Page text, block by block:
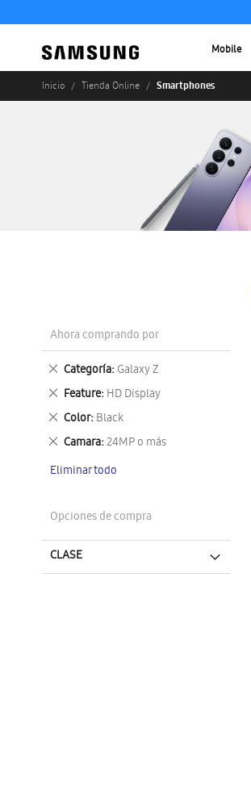
Mobile
Inicio Tienda Online Smartphones
Ahora comprando por
Categoría Galaxy Z
Eliminar
este
artículo
Feature HD Display
Eliminar
este
artículo
Color Black
Eliminar
este
artículo
Camara 24MP o más
Eliminar
artículo
Eliminar todo
Opciones de compra
CLASE